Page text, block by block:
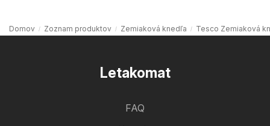
Domov Zoznam produktov Zemiaková knedľa Tesco Zemiaková
Letakomat
FAQ